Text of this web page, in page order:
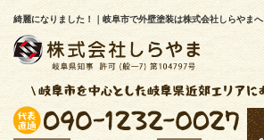
綺麗になりました！｜岐阜市で外壁塗装は株式会社しらやまへ